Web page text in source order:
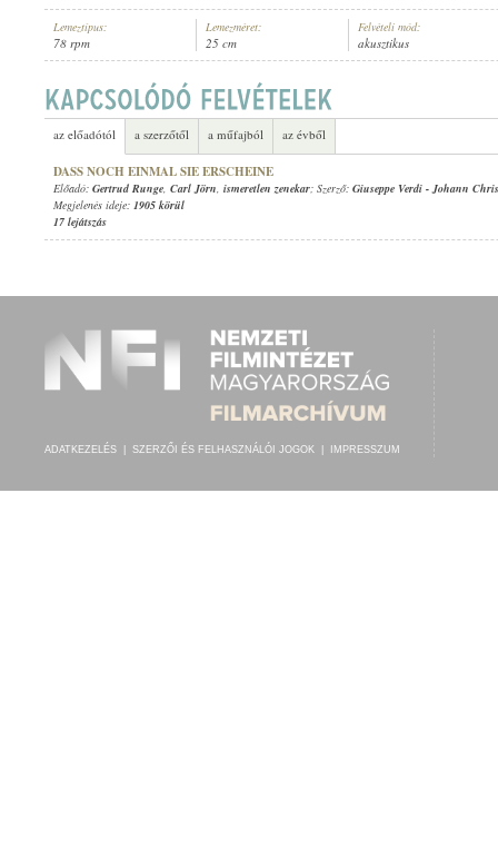
Lemeztípus:
78 rpm
Lemezméret:
25 cm
Felvételi mód:
akusztikus
az előadótól a szerzőtől a műfajból az évből
DASS NOCH EINMAL SIE ERSCHEINE
Előadó: Gertrud Runge, Carl Jörn, ismeretlen zenekar; Szerző: Giuseppe Verdi -Johann
Megjelenés ideje: 1905 körül
17 lejátszás
ADATKEZELÉS SZERZŐI ÉS FELHASZNÁLÓI JOGOK IMPRESSZUM